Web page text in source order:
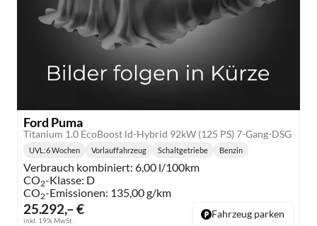
Ford Puma
Titanium 1.0 EcoBoost ld-Hybrid 92kW (125 PS) 7-Gang-DSG
25.292,– €
inkl. 19% MwSt.
UVL :6 Wochen Vorlauffahrzeug
Getriebe:
Schaltgetriebe Benzin
Verbrauch kombiniert: 6,00 l/100km
CO2-Klasse: D
CO2-Emissionen: 135,00 g/km
Fahrzeug parken